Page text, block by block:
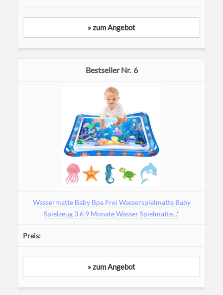
» zum Angebot
6
Wassermatte Baby Bpa Frei Wasserspielmatte Baby
Spielzeug 3 6 9 Monate Wasser Spielmatte...*
» zum Angebot